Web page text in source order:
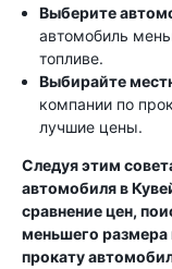
Выберите
автомобиль
топливе.
Выбирайте
компании по
лучшие цены.
Следуя этим
автомобиля в
сравнение цен,
меньшего
прокату